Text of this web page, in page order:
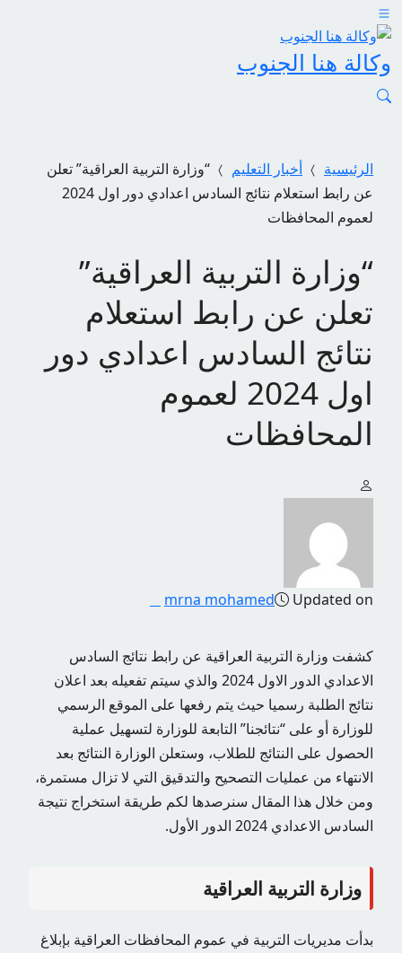
وكالة هنا الجنوب
الرئيسية أخبار التعليم
“وزارة التربية العراقية” تعلن
عن رابط استعلام نتائج السادس اعدادي دور اول 2024
لعموم المحافظات
“وزارة التربية العراقية”
تعلن عن رابط استعلام
نتائج السادس اعدادي دور
اول 2024 لعموم
المحافظات
mrna mohamed Updated on
كشفت وزارة التربية العراقية عن رابط نتائج السادس
الاعدادي الدور الاول 2024 والذي سيتم تفعيله بعد اعلان
نتائج الطلبة رسميا حيث يتم رفعها على الموقع الرسمي
للوزارة أو على “نتائجنا” التابعة للوزارة لتسهيل عملية
الحصول على النتائج للطلاب، وستعلن الوزارة النتائج بعد
الانتهاء من عمليات التصحيح والتدقيق التي لا تزال مستمرة،
ومن خلال هذا المقال سنرصدها لكم طريقة استخراج نتيجة
السادس الاعدادي 2024 الدور الأول.
وزارة التربية العراقية
بدأت مديريات التربية في عموم المحافظات العراقية بإبلاغ